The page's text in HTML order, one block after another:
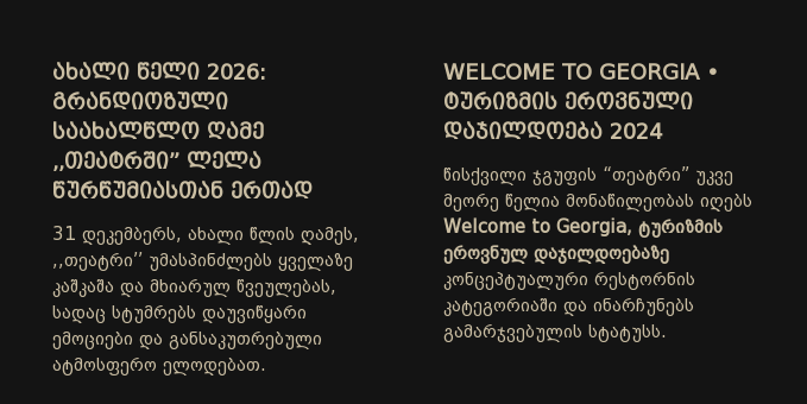
ᲐᲮᲐᲚᲘ ᲬᲔᲚᲘ 2026:
ᲒᲠᲐᲜᲓᲘᲝᲖᲣᲚᲘ
ᲡᲐᲐᲮᲐᲚᲬᲚᲝ ᲦᲐᲛᲔ
,,ᲗᲔᲐᲢᲠᲨᲘ” ᲚᲔᲚᲐ
ᲬᲣᲠᲬᲣᲛᲘᲐᲡᲗᲐᲜ ᲔᲠᲗᲐᲓ
31 დეკემბერს, ახალი წლის ღამეს,
,,თეატრი’’ უმასპინძლებს ყველაზე
კაშკაშა და მხიარულ წვეულებას,
სადაც სტუმრებს დაუვიწყარი
ემოციები და განსაკუთრებული
ატმოსფერო ელოდებათ.
WELCOME TO GEORGIA •
ᲢᲣᲠᲘᲖᲛᲘᲡ ᲔᲠᲝᲕᲜᲣᲚᲘ
ᲓᲐᲯᲘᲚᲓᲝᲔᲑᲐ 2024
წისქვილი ჯგუფის “თეატრი” უკვე
მეორე წელია მონაწილეობას იღებს
Welcome to Georgia, ტურიზმის
ეროვნულ დაჯილდოებაზე
კონცეპტუალური რესტორნის
კატეგორიაში და ინარჩუნებს
გამარჯვებულის სტატუსს.